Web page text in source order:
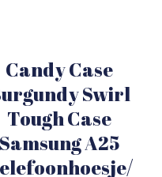
Candy Case
Swirl
Tough Case
Samsung A25